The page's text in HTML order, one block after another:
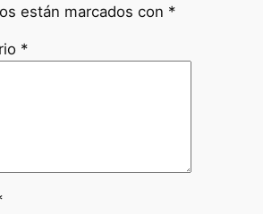
están marcados con *
*